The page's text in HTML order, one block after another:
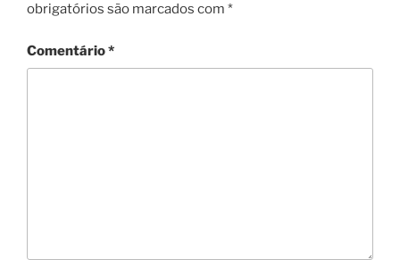
obrigatórios são marcados com *
Comentário*